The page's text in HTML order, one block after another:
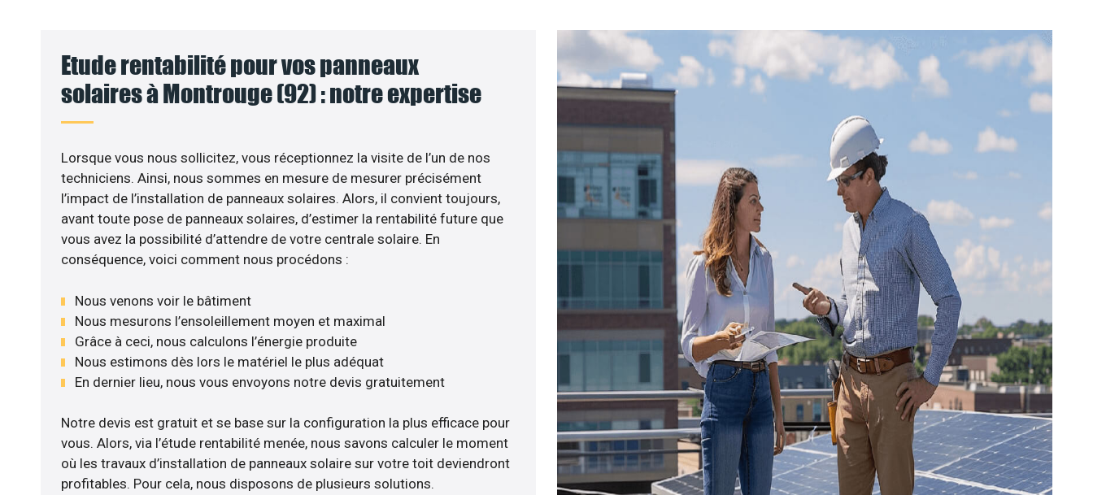
Etude rentabilité pour vos panneaux
solaires à Montrouge (92) : notre expertise
Lorsque vous nous sollicitez, vous réceptionnez la visite de l’un de nos
techniciens. Ainsi, nous sommes en mesure de mesurer précisément
l’impact de l’installation de panneaux solaires. Alors, il convient toujours,
avant toute pose de panneaux solaires, d’estimer la rentabilité future que
vous avez la possibilité d’attendre de votre centrale solaire. En
conséquence, voici comment nous procédons :
Nous venons voir le bâtiment
Nous mesurons l’ensoleillement moyen et maximal
Grâce à ceci, nous calculons l’énergie produite
Nous estimons dès lors le matériel le plus adéquat
En dernier lieu, nous vous envoyons notre devis gratuitement
Notre devis est gratuit et se base sur la configuration la plus efficace pour
vous. Alors, via l’étude rentabilité menée, nous savons calculer le moment
où les travaux d’installation de panneaux solaire sur votre toit deviendront
profitables. Pour cela, nous disposons de plusieurs solutions.